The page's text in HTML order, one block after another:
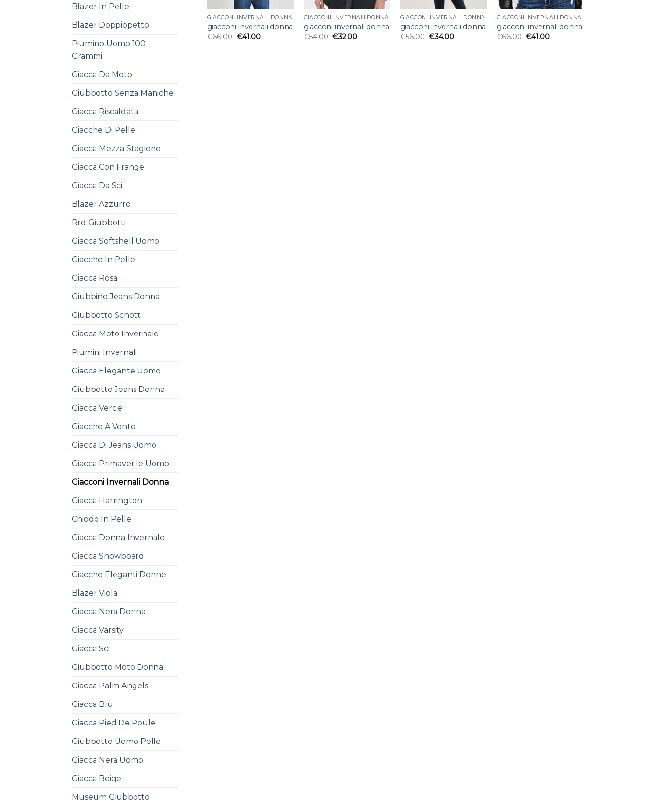
Blazer In Pelle
Blazer Doppiopetto
Piumino Uomo 100
Grammi
Giacca Da Moto
Giubbotto Senza Maniche
Giacca Riscaldata
Giacche Di Pelle
Giacca Mezza Stagione
Giacca Con Frange
Giacca Da Sci
Blazer Azzurro
Rrd Giubbotti
Giacca Softshell Uomo
Giacche In Pelle
Giacca Rosa
Giubbino Jeans Donna
Giubbotto Schott
Giacca Moto Invernale
Piumini Invernali
Giacca Elegante Uomo
Giubbotto Jeans Donna
Giacca Verde
Giacche A Vento
Giacca Di Jeans Uomo
Giacca Primaverile Uomo
Giacconi Invernali Donna
Giacca Harrington
Chiodo In Pelle
Giacca Donna Invernale
Giacca Snowboard
Giacche Eleganti Donne
Blazer Viola
Giacca Nera Donna
Giacca Varsity
Giacca Sci
Giubbotto Moto Donna
Giacca Palm Angels
Giacca Blu
Giacca Pied De Poule
Giubbotto Uomo Pelle
Giacca Nera Uomo
Giacca Beige
Museum Giubbotto
GIACCONI INVERNALI DONNA
giacconi invernali donna
€66.00 €41.00
GIACCONI INVERNALI DONNA
giacconi invernali donna
€54.00 €32.00
GIACCONI INVERNALI DONNA
giacconi invernali donna
€56.00 €34.00
GIACCONI INVERNALI DONNA
giacconi invernali donna
€66.00 €41.00